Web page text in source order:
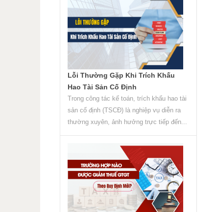
Lỗi Thường Gặp Khi Trích Khấu
Hao Tài Sản Cố Định
Trong công tác kế toán, trích khấu hao tài
sản cố định (TSCĐ) là nghiệp vụ diễn ra
thường xuyên, ảnh hưởng trực tiếp đến...